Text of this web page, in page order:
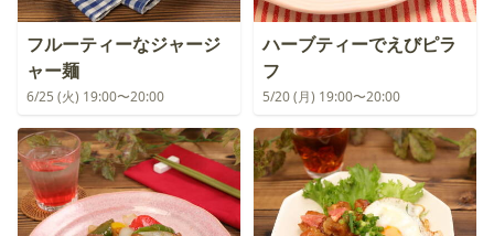
フルーティーなジャージ
ャー麺
6/25 (火) 19:00〜20:00
ハーブティーでえびピラ
フ
5/20 (月) 19:00〜20:00